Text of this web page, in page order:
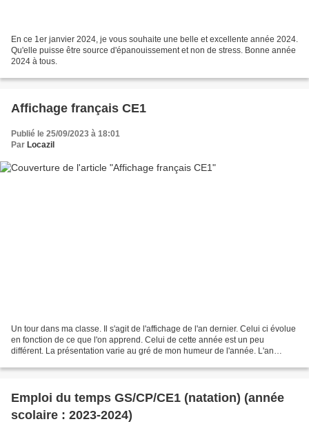
En ce 1er janvier 2024, je vous souhaite une belle et excellente année 2024.
Qu'elle puisse être source d'épanouissement et non de stress. Bonne année
2024 à tous.
Affichage français CE1
Publié le 25/09/2023 à 18:01
Par Locazil
Un tour dans ma classe. Il s'agit de l'affichage de l'an dernier. Celui ci évolue
en fonction de ce que l'on apprend. Celui de cette année est un peu
différent. La présentation varie au gré de mon humeur de l'année. L'an
Emploi du temps GS/CP/CE1 (natation) (année
scolaire : 2023-2024)